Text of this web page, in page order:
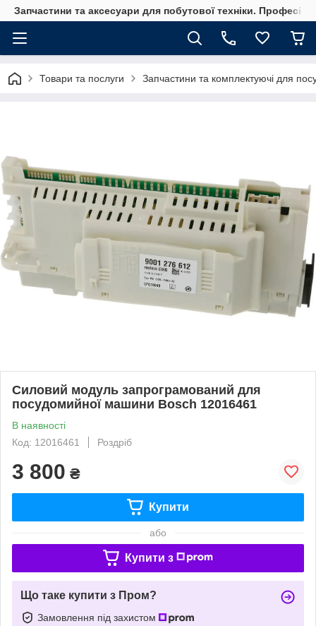
Запчастини та аксесуари для побутової техніки.
Товари та послуги Запчастини та комплектуючі для
Силовий модуль запрограмований для
посудомийної машини Bosch 12016461
В наявності
Код: 12016461
Роздріб
3 800 ₴
Купити
або
Купити з
Що таке купити з Пром?
Замовлення під захистом